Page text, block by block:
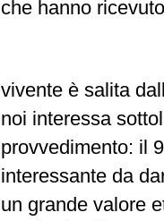
che hanno
vivente è salita
noi interessa
provvedimento: il
interessante da
un grande valore